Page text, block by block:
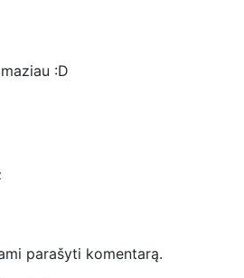
:D
parašyti komentarą.